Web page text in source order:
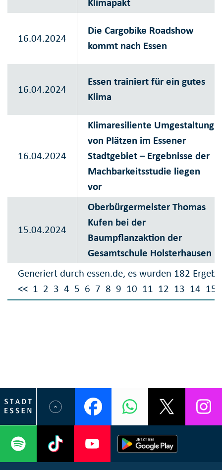
Generiert durch essen.de, es wurden 182
<< 1 2 3 4 5 6 7 8 9 10 11 12 13 14 15
Klimapakt
16.04.2024
Die Cargobike Roadshow
kommt nach Essen
16.04.2024
Essen trainiert für ein gutes
Klima
16.04.2024
Klimaresiliente Umgestaltung
von Plätzen im Essener
Stadtgebiet – Ergebnisse der
Machbarkeitsstudie liegen
vor
15.04.2024
Oberbürgermeister Thomas
Kufen bei der
Baumpflanzaktion der
Gesamtschule Holsterhausen